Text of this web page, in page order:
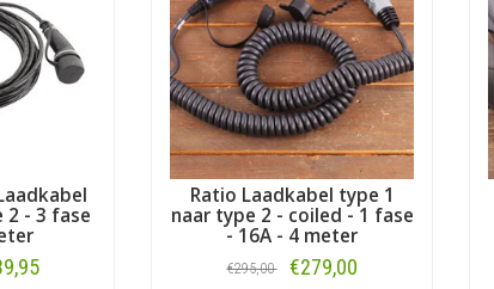
2 - 3 fase
Ratio Laadkabel type 1
naar type 2 - coiled - 1 fase
- 16A - 4 meter
€295,00 €279,00